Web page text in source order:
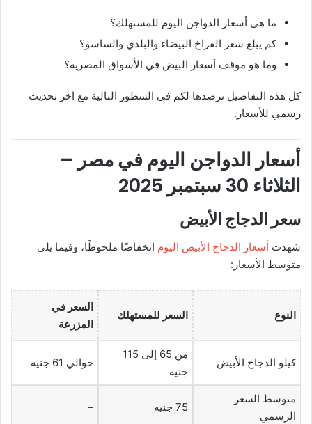
ما هي أسعار الدواجن اليوم للمستهلك؟
كم يبلغ سعر الفراخ البيضاء والبلدي والساسو؟
وما هو موقف أسعار البيض في الأسواق المصرية؟
كل هذه التفاصيل نرصدها لكم في السطور التالية مع آخر تحديث
رسمي للأسعار.
أسعار الدواجن اليوم في مصر –
الثلاثاء 30 سبتمبر 2025
سعر الدجاج الأبيض
شهدت أسعار الدجاج الأبيض اليوم انخفاضًا ملحوظًا، وفيما يلي
متوسط الأسعار:
النوع السعر للمستهلك
السعر في
المزرعة
كيلو الدجاج الأبيض
من 65 إلى 115
جنيه
حوالي 61 جنيه
متوسط السعر
الرسمي
75 جنيه –